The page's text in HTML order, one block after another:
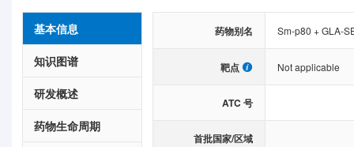
基本信息
知识图谱
研发概述
药物生命周期
药物别名 Sm-p80 + GLA-
靶点 Not applicable
ATC 号
首批国家/区域